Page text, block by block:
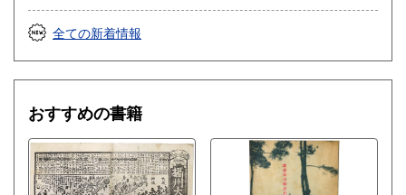
全ての新着情報
おすすめの書籍